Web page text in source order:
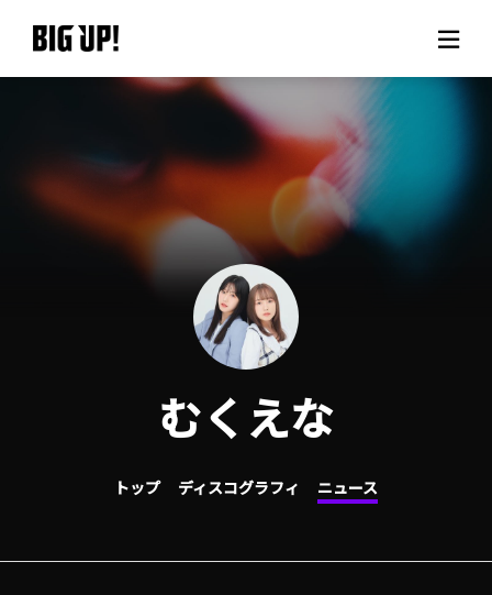
BIG UP!について
ニュース
料金プラン
サポート
ご利用の流れ
よくある質問
むくえな
トップ ディスコグラフィ ニュース